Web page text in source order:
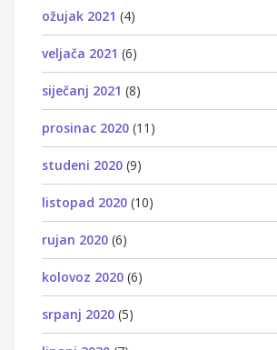
ožujak 2021 (4)
veljača 2021 (6)
siječanj 2021 (8)
prosinac 2020 (11)
studeni 2020 (9)
listopad 2020 (10)
rujan 2020 (6)
kolovoz 2020 (6)
srpanj 2020 (5)